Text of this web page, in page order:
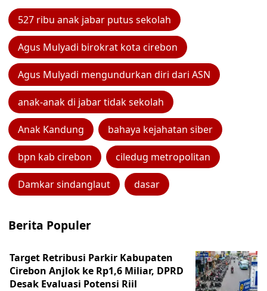
527 ribu anak jabar putus sekolah
Agus Mulyadi birokrat kota cirebon
Agus Mulyadi mengundurkan diri dari ASN
anak-anak di jabar tidak sekolah
Anak Kandung bahaya kejahatan siber
bpn kab cirebon ciledug metropolitan
Damkar sindanglaut dasar
Berita Populer
Target Retribusi Parkir Kabupaten
Cirebon Anjlok ke Rp1,6 Miliar, DPRD
Desak Evaluasi Potensi Riil